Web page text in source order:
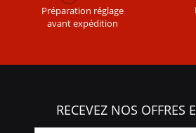
Préparation réglage
avant expédition
RECEVEZ NOS OFFRES